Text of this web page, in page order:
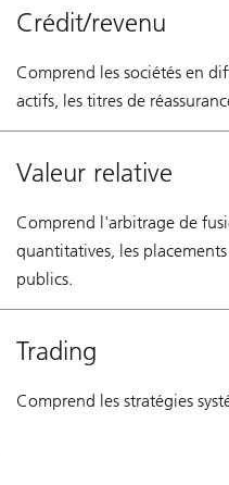
Crédit/revenu
Comprend les sociétés en
actifs, les titres de
Valeur relative
Comprend l'arbitrage de
quantitatives, les
publics.
Trading
Comprend les stratégies